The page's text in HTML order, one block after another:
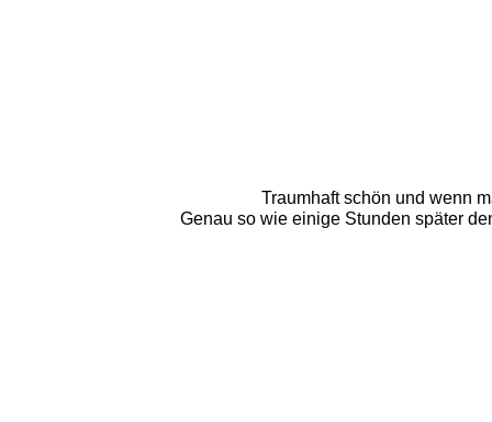
Traumhaft schön und wenn
Genau so wie einige Stunden später